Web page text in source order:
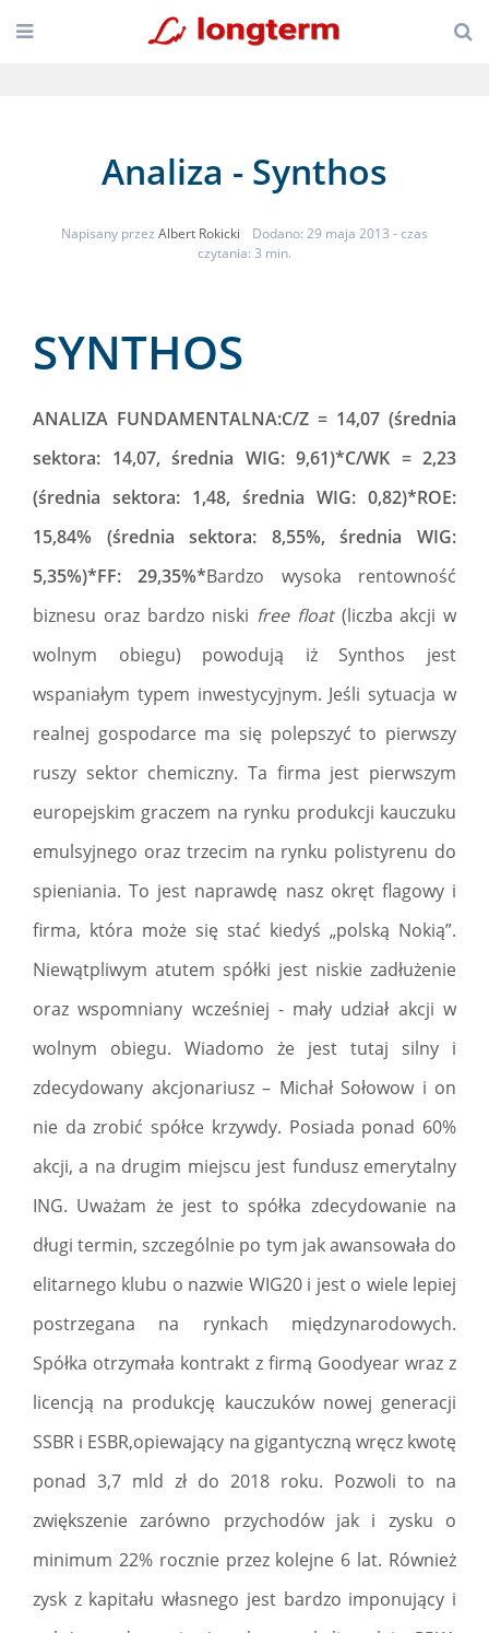
Analiza - Synthos
Napisany przez Albert Rokicki Dodano: 29 maja 2013 - czas
czytania: 3 min.
SYNTHOS
ANALIZA FUNDAMENTALNA:C/Z = 14,07 (średnia
sektora: 14,07, średnia WIG: 9,61)*C/WK = 2,23
(średnia sektora: 1,48, średnia WIG: 0,82)*ROE:
15,84% (średnia sektora: 8,55%, średnia WIG:
5,35%)*FF: 29,35%*Bardzo wysoka rentowność
biznesu oraz bardzo niski free float(liczba akcji w
wolnym obiegu) powodują iż Synthos jest
wspaniałym typem inwestycyjnym. Jeśli sytuacja w
realnej gospodarce ma się polepszyć to pierwszy
ruszy sektor chemiczny. Ta firma jest pierwszym
europejskim graczem na rynku produkcji kauczuku
emulsyjnego oraz trzecim na rynku polistyrenu do
spieniania. To jest naprawdę nasz okręt flagowy i
firma, która może się stać kiedyś „polską Nokią”.
Niewątpliwym atutem spółki jest niskie zadłużenie
oraz wspomniany wcześniej - mały udział akcji w
wolnym obiegu. Wiadomo że jest tutaj silny i
zdecydowany akcjonariusz – Michał Sołowow i on
nie da zrobić spółce krzywdy. Posiada ponad 60%
akcji, a na drugim miejscu jest fundusz emerytalny
ING. Uważam że jest to spółka zdecydowanie na
długi termin, szczególnie po tym jak awansowała do
elitarnego klubu o nazwie WIG20 i jest o wiele lepiej
postrzegana na rynkach międzynarodowych.
Spółka otrzymała kontrakt z firmą Goodyear wraz z
licencją na produkcję kauczuków nowej generacji
SSBR i ESBR,opiewający na gigantyczną wręcz kwotę
ponad 3,7 mld zł do 2018 roku. Pozwoli to na
zwiększenie zarówno przychodów jak i zysku o
minimum 22% rocznie przez kolejne 6 lat. Również
zysk z kapitału własnego jest bardzo imponujący i